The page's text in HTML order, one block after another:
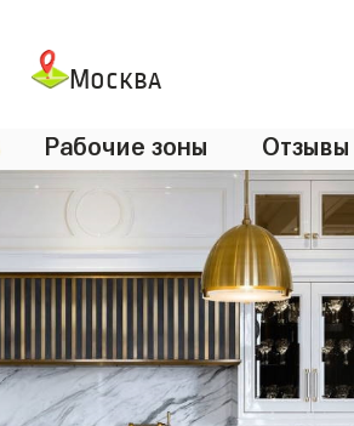
Москва
Рабочие зоны Отзывы